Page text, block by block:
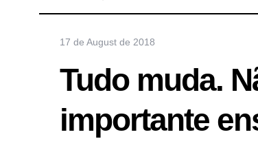
17 de August de 2018
Tudo muda.
importante